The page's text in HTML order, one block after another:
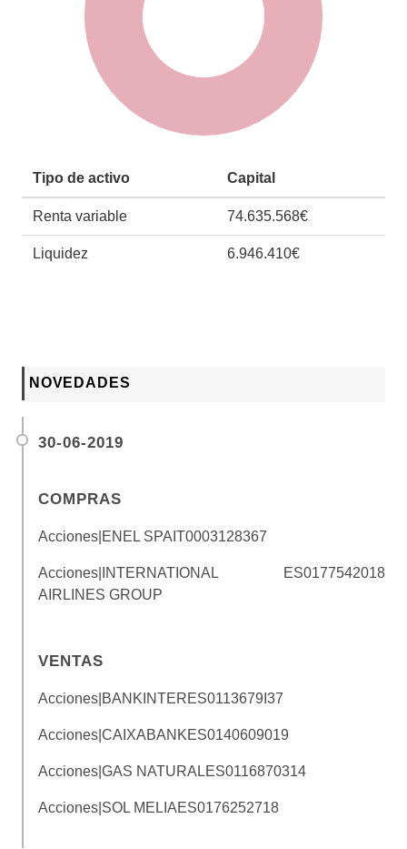
Tipo de activo Capital
Renta variable 74.635.568€
Liquidez 6.946.410€
NOVEDADES
30-06-2019
COMPRAS
Acciones|ENEL SPA IT0003128367
Acciones|INTERNATIONAL
AIRLINES GROUP
ES0177542018
VENTAS
Acciones|BANKINTERES0113679I37
Acciones|CAIXABANKES0140609019
Acciones|GAS NATURALES0116870314
Acciones|SOL MELIAES0176252718